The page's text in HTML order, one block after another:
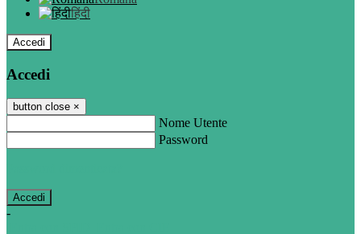
हिंदी
Accedi
Accedi
button close ×
Nome Utente
Password
-